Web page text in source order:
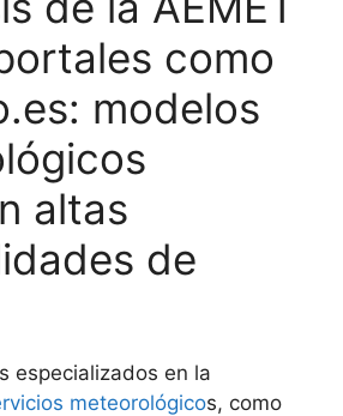
como
modelos
altas
de
especializados en la
meteorológicos, como